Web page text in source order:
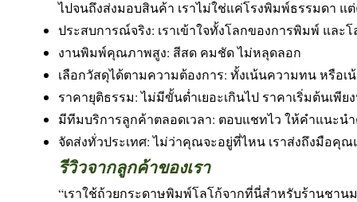
ไปจนถึงส่งมอบสินค้า เราไม่ใช่แค่โรงพิมพ์ธรรมดา
ประสบการณ์จริง: เราเข้าใจทั้งโลกของการพิมพ์ และ
งานพิมพ์คุณภาพสูง: สีสด คมชัด ไม่หลุดลอก
เลือกวัสดุได้ตามความต้องการ: ทั้งเน้นความทน หรือ
ราคายุติธรรม: ไม่มีขั้นต่ำเยอะเกินไป ราคาเริ่มต้นเพี
มีทีมบริการลูกค้าตลอดเวลา: ตอบแชทไว ให้คำแนะนำ
จัดส่งทั่วประเทศ: ไม่ว่าคุณจะอยู่ที่ไหน เราส่งถึงมือคุ
รีวิวจากลูกค้าของเรา
“เราใช้ถ้วยกระดาษพิมพ์โลโก้จากที่นี่สำหรับร้านชา